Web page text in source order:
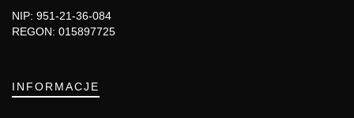
NIP: 951-21-36-084
REGON: 015897725
INFORMACJE